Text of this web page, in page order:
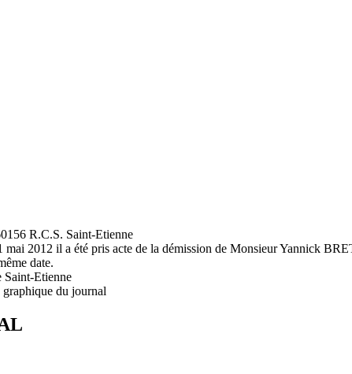
R.C.S. Saint-Etienne
2012 il a été pris acte de la démission de Monsieur Yannick
date.
Saint-Etienne
du journal